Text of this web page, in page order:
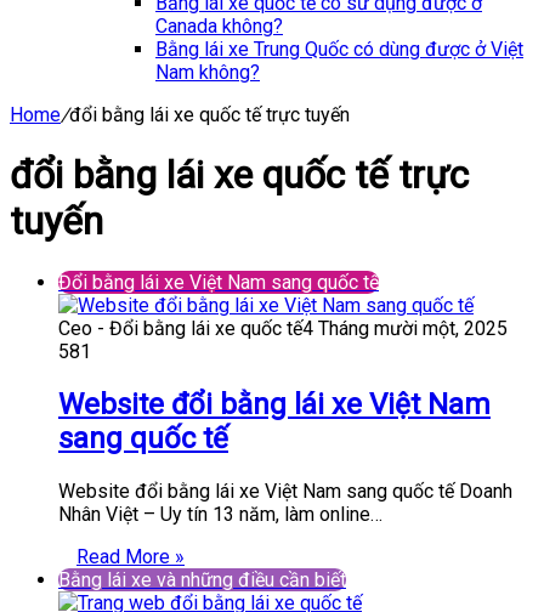
Canada không?
Bằng lái xe Trung Quốc có dùng được ở Việt
Nam không?
Home/đổi bằng lái xe quốc tế trực tuyến
đổi bằng lái xe quốc tế trực
tuyến
Đổi bằng lái xe Việt Nam sang quốc tế
Ceo - Đổi bằng lái xe quốc tế4 Tháng mười một, 2025
581
Website đổi bằng lái xe Việt Nam
sang quốc tế
Website đổi bằng lái xe Việt Nam sang quốc tế Doanh
Nhân Việt – Uy tín 13 năm, làm online…
Read More »
Bằng lái xe và những điều cần biết